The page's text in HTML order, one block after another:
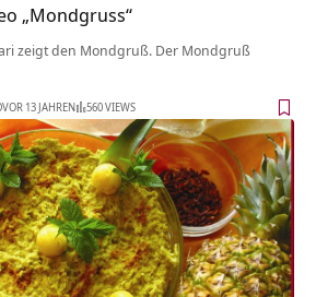
„Mondgruss“
zeigt den Mondgruß. Der Mondgruß
VOR 13 JAHREN 560 VIEWS